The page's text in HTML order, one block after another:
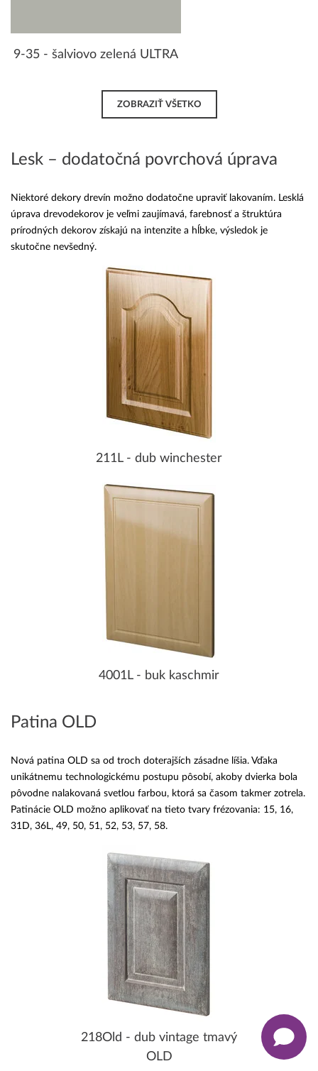
9-35 - šalviovo zelená ULTRA
ZOBRAZIŤ VŠETKO
Lesk – dodatočná povrchová úprava
Niektoré dekory drevín možno dodatočne upraviť lakovaním. Lesklá
úprava drevodekorov je veľmi zaujímavá, farebnosť a štruktúra
prírodných dekorov získajú na intenzite a hĺbke, výsledok je
skutočne nevšedný.
211L - dub winchester
4001L - buk kaschmir
Patina OLD
Nová patina OLD sa od troch doterajších zásadne líšia. Vďaka
unikátnemu technologickému postupu pôsobí, akoby dvierka bola
pôvodne nalakovaná svetlou farbou, ktorá sa časom takmer zotrela.
Patinácie OLD možno aplikovať na tieto tvary frézovania: 15, 16,
31D, 36L, 49, 50, 51, 52, 53, 57, 58.
218Old - dub vintage tmavý
OLD